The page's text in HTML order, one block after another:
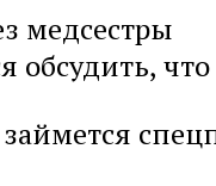
медсестры
обсудить,